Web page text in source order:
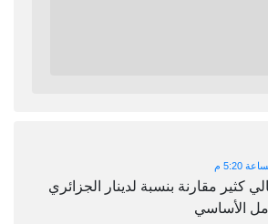
كثير مقارنة بنسبة لدينار الجزائري
الأساسي